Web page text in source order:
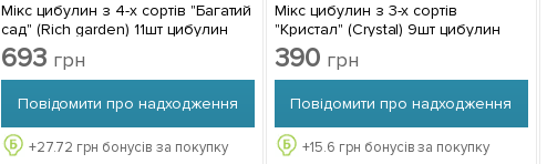
Мікс цибулин з 4-х сортів "Багатий
сад" (Rich garden) 11шт цибулин
693 грн
Повідомити про надходження
+27.72 грн бонусів за покупку
Мікс цибулин з 3-х сортів
"Кристал" (Crystal) 9шт цибулин
390 грн
Повідомити про надходження
+15.6 грн бонусів за покупку